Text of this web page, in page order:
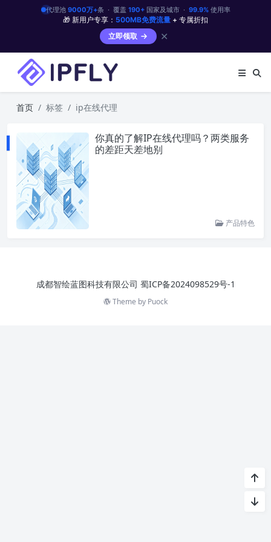
代理池 9000万+条 · 覆盖 190+国家及城市 · 99.9%使用率
🎁 新用户专享： 500MB免费流量 + 专属折扣
立即领取
✕
首页 标签 ip在线代理
你真的了解IP在线代理吗？两类服务
的差距天差地别
产品特色
成都智绘蓝图科技有限公司 蜀ICP备2024098529号-1
Theme by Puock